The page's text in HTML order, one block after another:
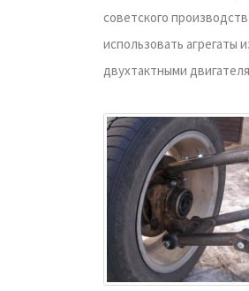
советского
использовать
двухтактными